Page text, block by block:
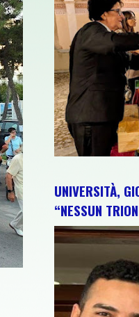
UNIVERSITÀ,
“NESSUN